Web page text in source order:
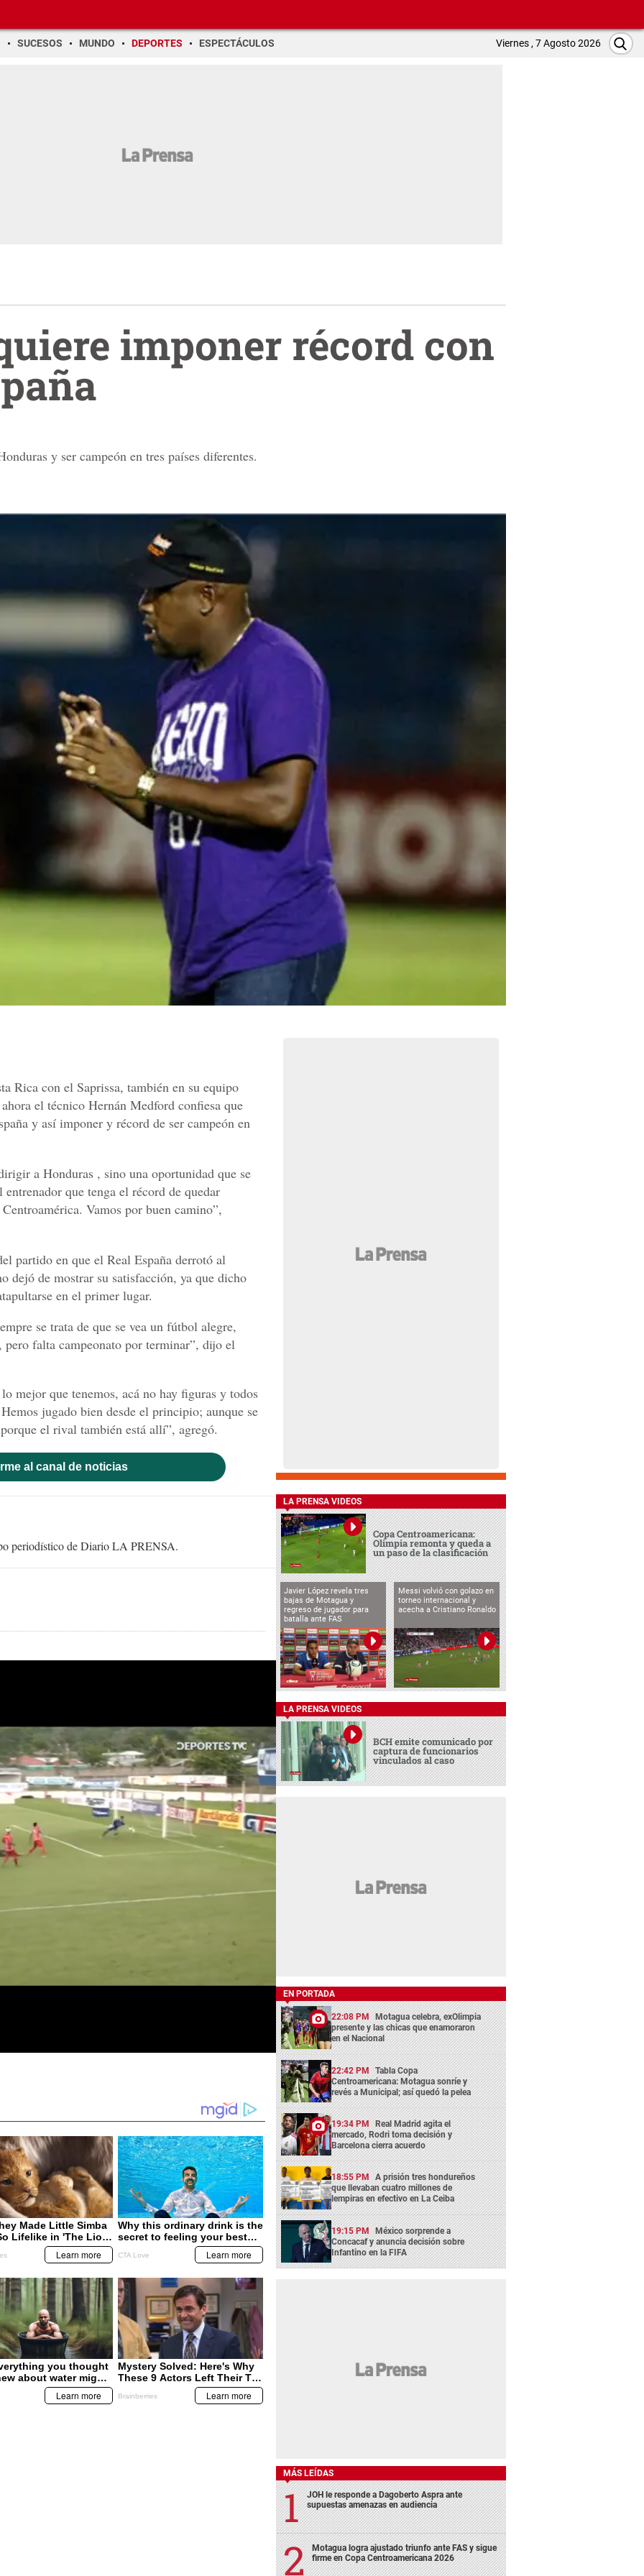
SUCESOS MUNDO DEPORTES ESPECTÁCULOS Viernes , 7 Agosto 2026
imponer récord con
y ser campeón en tres países diferentes.
Rica con el Saprissa, también en su equipo
el técnico Hernán Medford confiesa que
y así imponer y récord de ser campeón en
a Honduras , sino una oportunidad que se
que tenga el récord de quedar
Vamos por buen camino”,
partido en que el Real España derrotó al
dejó de mostrar su satisfacción, ya que dicho
en el primer lugar.
se trata de que se vea un fútbol alegre,
pero falta campeonato por terminar”, dijo el
mejor que tenemos, acá no hay figuras y todos
jugado bien desde el principio; aunque se
el rival también está allí”, agregó.
al canal de noticias
periodístico de Diario LA PRENSA.
LA PRENSA VIDEOS
Copa Centroamericana:
Olimpia remonta y queda a
un paso de la clasificación
Javier López revela tres
bajas de Motagua y
regreso de jugador para
batalla ante FAS
Messi volvió con golazo en
torneo internacional y
acecha a Cristiano Ronaldo
LA PRENSA VIDEOS
BCH emite comunicado por
captura de funcionarios
vinculados al caso
EN PORTADA
22:08 PM Motagua celebra, exOlimpia
presente y las chicas que enamoraron
en el Nacional
22:42 PM Tabla Copa
Centroamericana: Motagua sonríe y
revés a Municipal; así quedó la pelea
19:34 PM Real Madrid agita el
mercado, Rodri toma decisión y
Barcelona cierra acuerdo
18:55 PM A prisión tres hondureños
que llevaban cuatro millones de
lempiras en efectivo en La Ceiba
19:15 PM México sorprende a
Concacaf y anuncia decisión sobre
Infantino en la FIFA
MÁS LEÍDAS
JOH le responde a Dagoberto Aspra ante
supuestas amenazas en audiencia
Motagua logra ajustado triunfo ante FAS y sigue
firme en Copa Centroamericana 2026